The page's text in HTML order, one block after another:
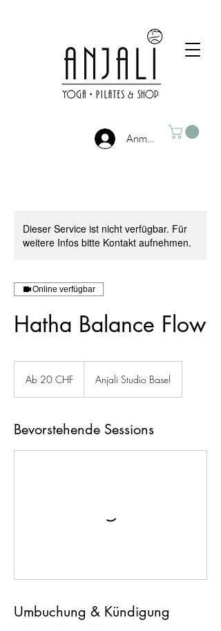
Anmelden
Dieser Service ist nicht verfügbar. Für
weitere Infos bitte Kontakt aufnehmen.
Online verfügbar
Hatha Balance Flow
Schweizer
Ab 20 CHF Anjali Studio Basel
Bevorstehende Sessions
Umbuchung & Kündigung